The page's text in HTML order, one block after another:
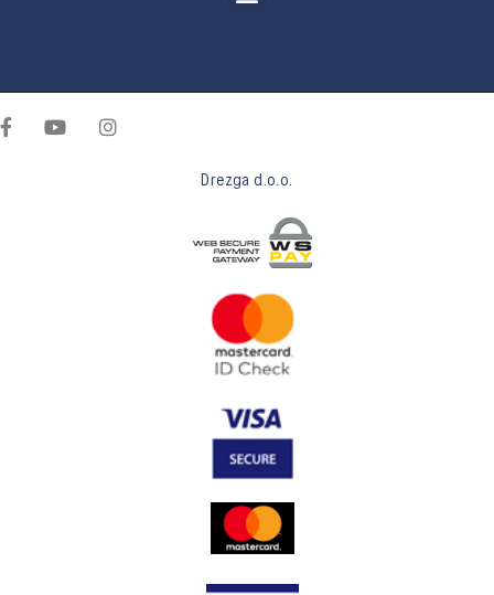
Drezga d.o.o.